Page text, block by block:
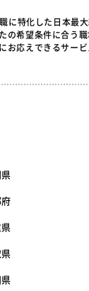
特化した日本最
の希望条件に合う職
お応えできるサービ
県
県